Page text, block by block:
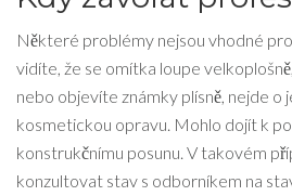
Některé problémy nejsou vhodné
vidíte, že se omítka loupe
nebo objevíte známky plísně, nejde o
kosmetickou opravu. Mohlo dojít k
konstrukčnímu posunu. V takovém
konzultovat stav s odborníkem na